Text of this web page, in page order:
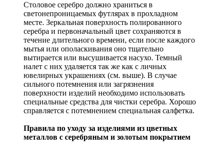
Столовое серебро должно храниться в
светонепроницаемых футлярах в прохладном
месте. Зеркальная поверхность полированного
серебра и первоначальный цвет сохраняются в
течение длительного времени, если после каждого
мытья или ополаскивания оно тщательно
вытирается или высушивается насухо. Темный
налет с них удаляется так же как с личных
ювелирных украшениях (см. выше). В случае
сильного потемнения или загрязнения
поверхности изделий необходимо использовать
специальные средства для чистки серебра. Хорошо
справляется с потемнением специальная салфетка.
Правила по уходу за изделиями из цветных
металлов с серебряным и золотым покрытием